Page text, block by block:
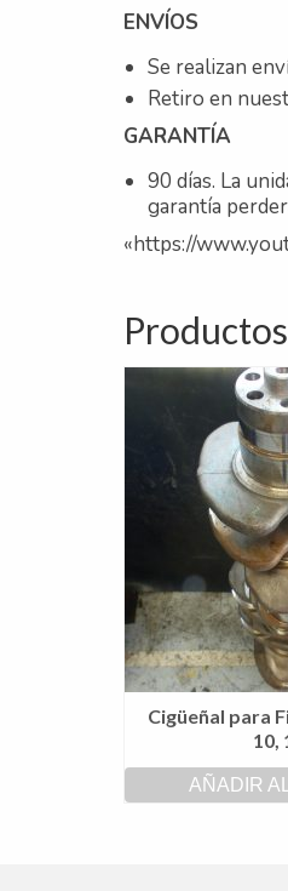
ENVÍOS
Se realizan
Retiro en
GARANTÍA
90 días. La
garantía
«https://
Cigüeñal para
10,
AÑADIR